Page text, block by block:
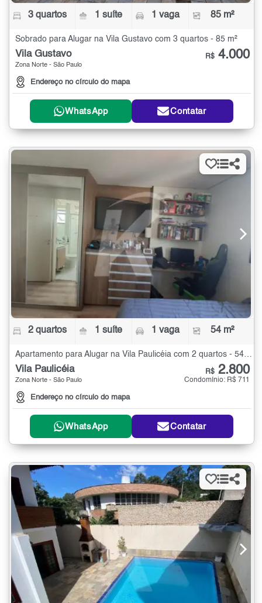
3 quartos 1 suíte 1 vaga 85 m²
Sobrado para Alugar na Vila Gustavo com 3 quartos - 85 m²
Vila Gustavo
Zona Norte - São Paulo
Endereço no círculo do mapa
R$ 4.000
WhatsApp Contatar
2 quartos 1 suíte 1 vaga 54 m²
Apartamento para Alugar na Vila Paulicéia com 2 quartos - 54 m²
Vila Paulicéia
Zona Norte - São Paulo
Endereço no círculo do mapa
R$ 2.800
Condomínio: R$ 711
WhatsApp Contatar